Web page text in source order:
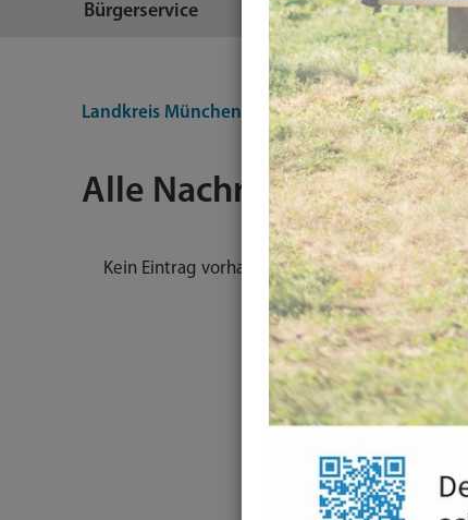
Bürgerservice Themen
Landkreis München Nachrichten
Alle Nachrichten
Kein Eintrag vorhanden.